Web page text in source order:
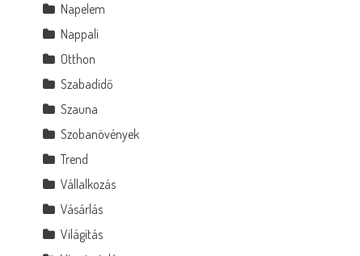
Napelem
Nappali
Otthon
Szabadidő
Szauna
Szobanövények
Trend
Vállalkozás
Vásárlás
Világítás